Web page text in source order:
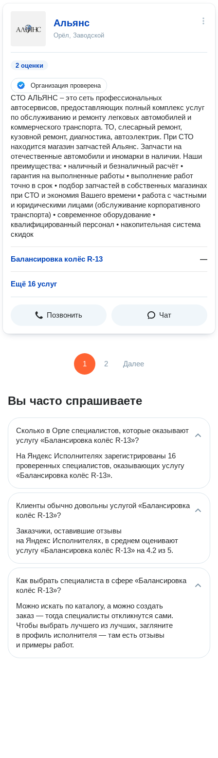
Альянс
Орёл, Заводской
2 оценки
Организация проверена
СТО АЛЬЯНС – это сеть профессиональных
автосервисов, предоставляющих полный комплекс услуг
по обслуживанию и ремонту легковых автомобилей и
коммерческого транспорта. ТО, слесарный ремонт,
кузовной ремонт, диагностика, автоэлектрик. При СТО
находится магазин запчастей Альянс. Запчасти на
отечественные автомобили и иномарки в наличии. Наши
преимущества: • наличный и безналичный расчёт •
гарантия на выполненные работы • выполнение работ
точно в срок • подбор запчастей в собственных магазинах
при СТО и экономия Вашего времени • работа с частными
и юридическими лицами (обслуживание корпоративного
транспорта) • современное оборудование •
квалифицированный персонал • накопительная система
скидок
Балансировка колёс R-13 —
Ещё 16 услуг
Позвонить Чат
1 2 Далее
Вы часто спрашиваете
Сколько в Орле специалистов, которые оказывают
услугу «Балансировка колёс R-13»?
На Яндекс Исполнителях зарегистрированы 16
проверенных специалистов, оказывающих услугу
«Балансировка колёс R-13».
Клиенты обычно довольны услугой «Балансировка
колёс R-13»?
Заказчики, оставившие отзывы
на Яндекс Исполнителях, в среднем оценивают
услугу «Балансировка колёс R-13» на 4.2 из 5.
Как выбрать специалиста в сфере «Балансировка
колёс R-13»?
Можно искать по каталогу, а можно создать
заказ — тогда специалисты откликнутся сами.
Чтобы выбрать лучшего из лучших, загляните
в профиль исполнителя — там есть отзывы
и примеры работ.